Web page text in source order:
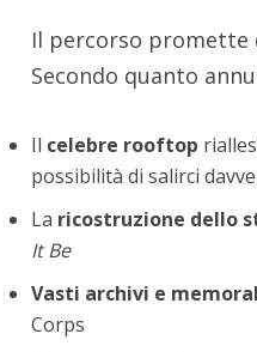
Il percorso promette
Secondo quanto
Il celebre rooftop
possibilità di salirci
La ricostruzione dello
It Be
Vasti archivi e
Corps